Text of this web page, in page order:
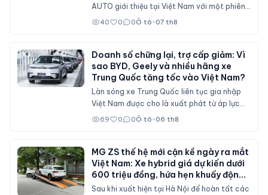
AUTO giới thiệu tại Việt Nam với một phiên
bản sDrive20i. Mẫu SAV cỡ nhỏ được nâng
nghệ hỗ trợ lái.
40 0 0Ô tô•07 th8
Doanh số chững lại, trợ cấp giảm: Vì
sao BYD, Geely và nhiều hãng xe
Trung Quốc tăng tốc vào Việt Nam?
Làn sóng xe Trung Quốc liên tục gia nhập
Việt Nam được cho là xuất phát từ áp lực
doanh số tại thị trường nội địa, nơi sức mua
69 0 0Ô tô•06 th8
MG ZS thế hệ mới cận kề ngày ra mắt
Việt Nam: Xe hybrid giá dự kiến dưới
600 triệu đồng, hứa hẹn khuấy động
phân khúc SUV cỡ B
Sau khi xuất hiện tại Hà Nội để hoàn tất các